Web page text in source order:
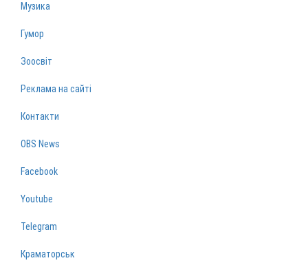
Музика
Гумор
Зоосвіт
Реклама на сайті
Контакти
OBS News
Facebook
Youtube
Telegram
Краматорськ